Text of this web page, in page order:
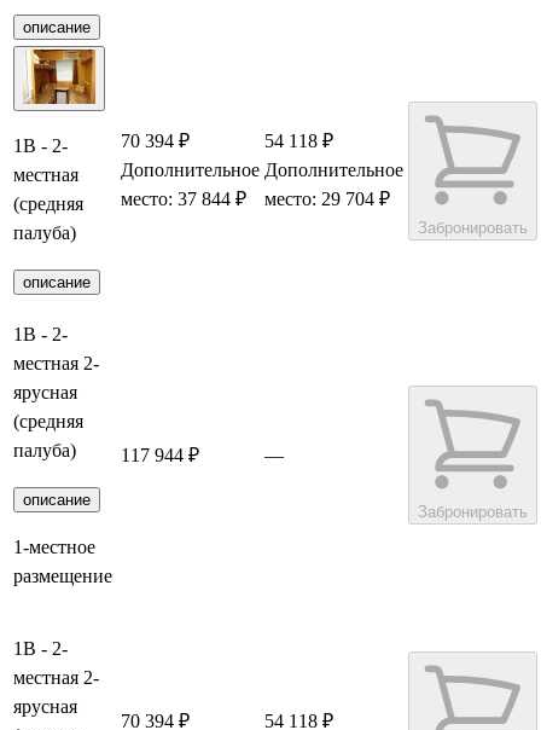
описание
1В - 2-
местная
(средняя
палуба)
описание
70 394 ₽
Дополнительное
место: 37 844 ₽
54 118 ₽
Дополнительное
место: 29 704 ₽
Забронировать
1В - 2-
местная 2-
ярусная
(средняя
палуба)
описание
1-местное
размещение
117 944 ₽ —
Забронировать
1В - 2-
местная 2-
ярусная
70 394 ₽ 54 118 ₽